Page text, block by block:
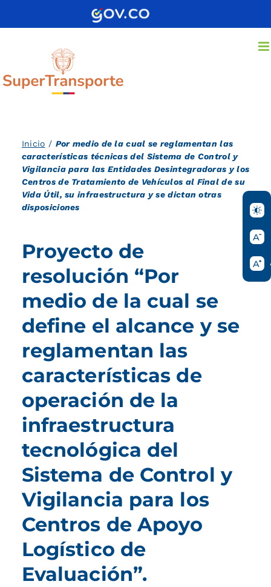
Inicio / Por medio de la cual se reglamentan las
características técnicas del Sistema de Control y
Vigilancia para las Entidades Desintegradoras y los
Centros de Tratamiento de Vehículos al Final de su
Vida Útil, su infraestructura y se dictan otras
disposiciones
Proyecto de
resolución “Por
medio de la cual se
define el alcance y se
reglamentan las
características de
operación de la
infraestructura
tecnológica del
Sistema de Control y
Vigilancia para los
Centros de Apoyo
Logístico de
Evaluación”.